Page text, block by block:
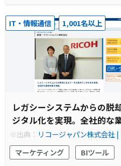
IT・情報通信 1,001名以上
レガシーシステムからの脱
ジタル化を実現。全社的な
※出典： リコージャパン株式会社
からの脱却によるデータ活用のデ
改革を推進。
マーケティング
BIツール